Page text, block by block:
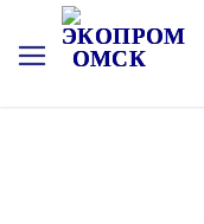
Перейти
содержимому